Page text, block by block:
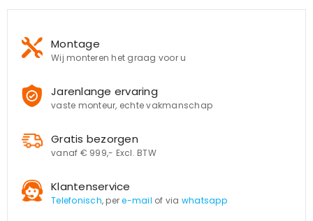
Montage
Wij monteren het graag voor u
Jarenlange ervaring
vaste monteur, echte vakmanschap
Gratis bezorgen
vanaf € 999,- Excl. BTW
Klantenservice
Telefonisch, pere-mail of via whatsapp